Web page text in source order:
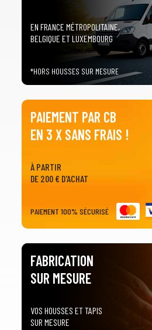
EN FRANCE MÉTROPOLITAINE,
BELGIQUE ET LUXEMBOURG
*HORS HOUSSES SUR MESURE
PAIEMENT PAR CB
EN 3 X SANS FRAIS !
À PARTIR
DE 200 € D'ACHAT
PAIEMENT 100% SÉCURISÉ
FABRICATION
SUR MESURE
VOS HOUSSES ET TAPIS
SUR MESURE